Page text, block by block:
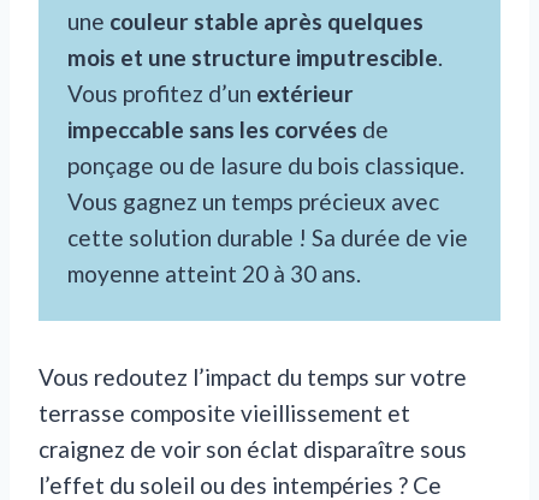
une couleur stable après quelques
mois et une structure imputrescible.
Vous profitez d’un extérieur
impeccable sans les corvées de
ponçage ou de lasure du bois classique.
Vous gagnez un temps précieux avec
cette solution durable ! Sa durée de vie
moyenne atteint 20 à 30 ans.
Vous redoutez l’impact du temps sur votre
terrasse composite vieillissement et
craignez de voir son éclat disparaître sous
l’effet du soleil ou des intempéries ? Ce